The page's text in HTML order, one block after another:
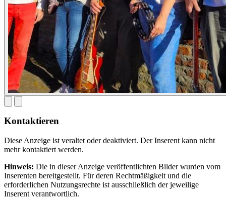
Kontaktieren
Diese Anzeige ist veraltet oder deaktiviert. Der Inserent kann nicht
mehr kontaktiert werden.
Hinweis: Die in dieser Anzeige veröffentlichten Bilder wurden vom
Inserenten bereitgestellt. Für deren Rechtmäßigkeit und die
erforderlichen Nutzungsrechte ist ausschließlich der jeweilige
Inserent verantwortlich.